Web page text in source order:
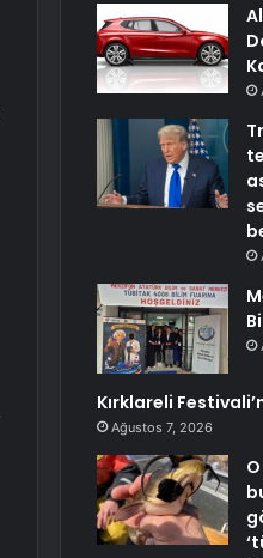
Kırklareli
Ağustos 7, 2026